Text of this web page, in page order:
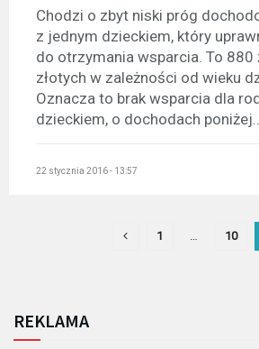
Chodzi o zbyt niski próg
z jednym dzieckiem, który
do otrzymania wsparcia. To 880
złotych w zależności od wieku
Oznacza to brak wsparcia dla
dzieckiem, o dochodach
22 stycznia 2016 - 13:57
1 10
REKLAMA